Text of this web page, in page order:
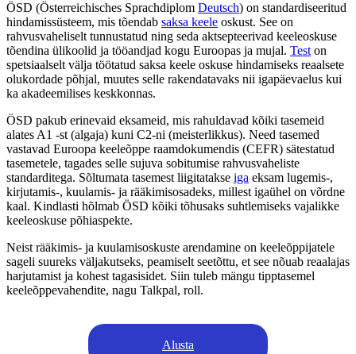
ÖSD (Österreichisches Sprachdiplom Deutsch) on standardiseeritud
hindamissüsteem, mis tõendab saksa keele oskust. See on
rahvusvaheliselt tunnustatud ning seda aktsepteerivad keeleoskuse
tõendina ülikoolid ja tööandjad kogu Euroopas ja mujal. Test on
spetsiaalselt välja töötatud saksa keele oskuse hindamiseks reaalsete
olukordade põhjal, muutes selle rakendatavaks nii igapäevaelus kui
ka akadeemilises keskkonnas.
ÖSD pakub erinevaid eksameid, mis rahuldavad kõiki tasemeid
alates A1 -st (algaja) kuni C2-ni (meisterlikkus). Need tasemed
vastavad Euroopa keeleõppe raamdokumendis (CEFR) sätestatud
tasemetele, tagades selle sujuva sobitumise rahvusvaheliste
standarditega. Sõltumata tasemest liigitatakse iga eksam lugemis-,
kirjutamis-, kuulamis- ja rääkimisosadeks, millest igaühel on võrdne
kaal. Kindlasti hõlmab ÖSD kõiki tõhusaks suhtlemiseks vajalikke
keeleoskuse põhiaspekte.
Neist rääkimis- ja kuulamisoskuste arendamine on keeleõppijatele
sageli suureks väljakutseks, peamiselt seetõttu, et see nõuab reaalajas
harjutamist ja kohest tagasisidet. Siin tuleb mängu tipptasemel
keeleõppevahendite, nagu Talkpal, roll.
Alusta